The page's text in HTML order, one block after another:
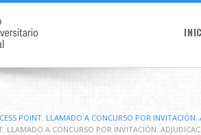
POINT. LLAMADO A CONCURSO POR INVITACIÓN.
LLAMADO A CONCURSO POR INVITACIÓN.